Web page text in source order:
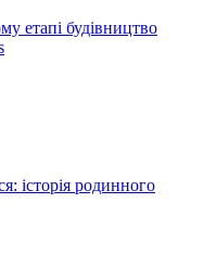
етапі будівництво
історія родинного